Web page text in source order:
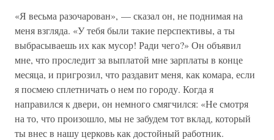
«Я весьма разочарован», — сказал он, не поднимая на
меня взгляда. «У тебя были такие перспективы, а ты
выбрасываешь их как мусор! Ради чего?» Он объявил
мне, что проследит за выплатой мне зарплаты в конце
месяца, и пригрозил, что раздавит меня, как комара, если
я посмею сплетничать о нем по городу. Когда я
направился к двери, он немного смягчился: «Не смотря
на то, что произошло, мы не забудем тот вклад, который
ты внес в нашу церковь как достойный работник.